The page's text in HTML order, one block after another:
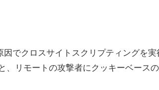
でクロスサイトスクリプティングを実
、リモートの攻撃者にクッキーベース